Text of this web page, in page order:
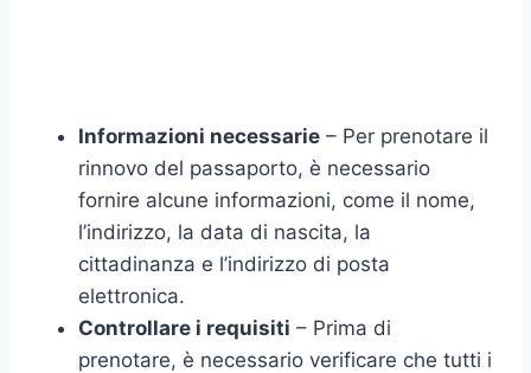
Informazioni necessarie – Per prenotare il
rinnovo del passaporto, è necessario
fornire alcune informazioni, come il nome,
l’indirizzo, la data di nascita, la
cittadinanza e l’indirizzo di posta
elettronica.
Controllare i requisiti – Prima di
prenotare, è necessario verificare che tutti i